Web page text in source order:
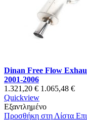
Dinan Free Flow
2001-2006
1.321,20 € 1.065,48 €
Quickview
Εξαντλημένο
Προσθήκη στη Λίστα